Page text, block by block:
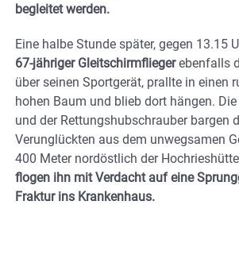
begleitet werden.
Eine halbe Stunde später, gegen 13.15
67-jähriger Gleitschirmfliegerebenfalls
über seinen Sportgerät, prallte in einen
hohen Baum und blieb dort hängen.
und der Rettungshubschrauber bargen
Verunglückten aus dem unwegsamen
400 Meter nordöstlich der
flogen ihn mit Verdacht auf eine
Fraktur ins Krankenhaus.